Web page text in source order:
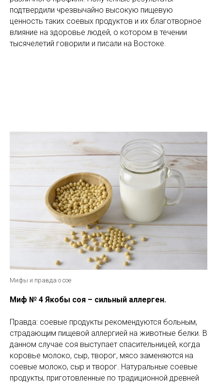
подтвердили чрезвычайно высокую пищевую
ценность таких соевых продуктов и их благотворное
влияние на здоровье людей, о котором в течении
тысячелетий говорили и писали на Востоке.
Мифы и правда о сое
Миф № 4 Якобы соя – сильный аллерген.
Правда: соевые продукты рекомендуются больным,
страдающим пищевой аллергией на животные белки. В
данном случае соя выступает спасительницей, когда
коровье молоко, сыр, творог, мясо заменяются на
соевые молоко, сыр и творог. Натуральные соевые
продукты, приготовленные по традиционной древней